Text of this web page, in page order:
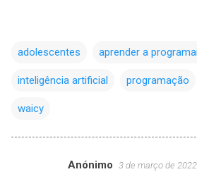
adolescentes aprender a
inteligência artificial programação
waicy
Anónimo 3 de março de